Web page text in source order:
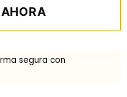
segura con